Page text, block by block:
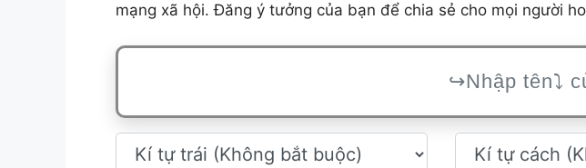
mạng xã hội. Đăng ý tưởng của bạn để chia sẻ cho mọi người